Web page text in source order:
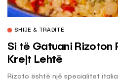
SHIJE & TRADITË
Si të Gatuani Rizoton
Krejt Lehtë
Rizoto është një specialitet